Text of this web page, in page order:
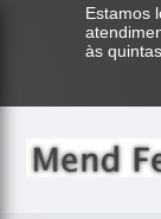
Estamos
às